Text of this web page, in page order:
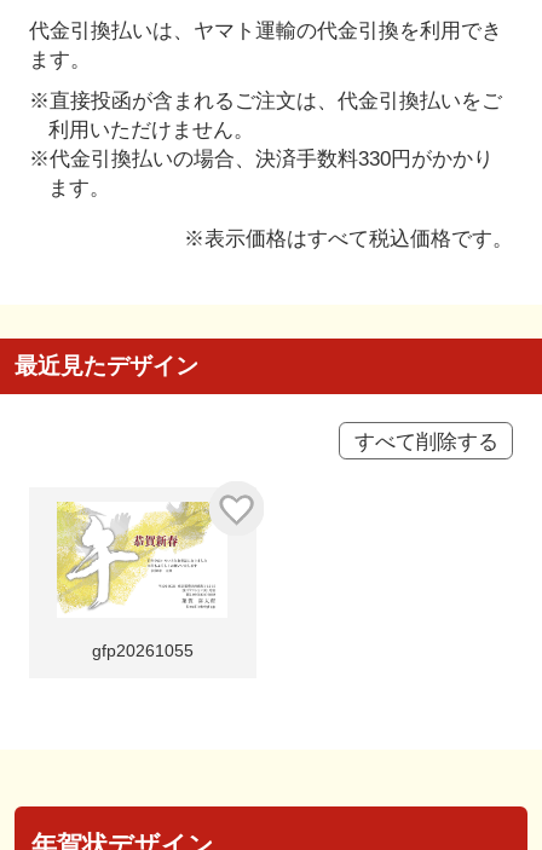
代金引換払いは、ヤマト運輸の代金引換を利用でき
ます。
※直接投函が含まれるご注文は、代金引換払いをご
利用いただけません。
※代金引換払いの場合、決済手数料330円がかかり
ます。
※表示価格はすべて税込価格です。
最近見たデザイン
すべて削除する
gfp20261055
年賀状デザイン